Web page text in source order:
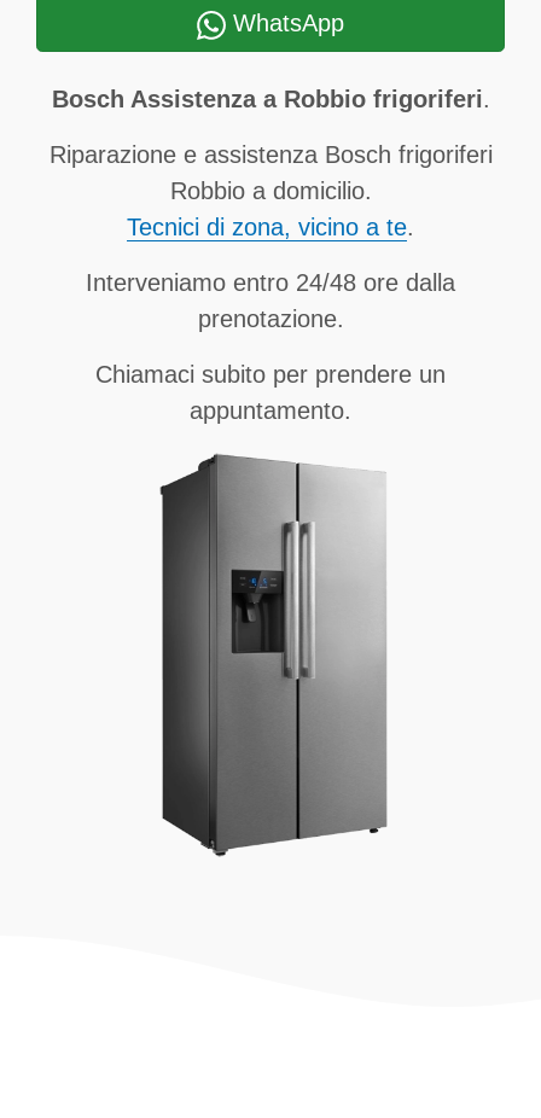
WhatsApp
Bosch Assistenza a Robbio frigoriferi.
Riparazione e assistenza Bosch frigoriferi
Robbio a domicilio.
Tecnici di zona, vicino a te.
Interveniamo entro 24/48 ore dalla
prenotazione.
Chiamaci subito per prendere un
appuntamento.